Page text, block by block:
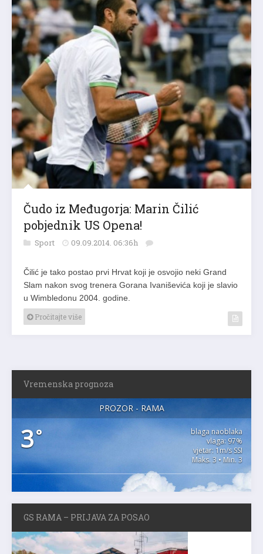
Čudo iz Međugorja: Marin Čilić
pobjednik US Opena!
Sport 09.09.2014. 06:36h
Čilić je tako postao prvi Hrvat koji je osvojio neki Grand
Slam nakon svog trenera Gorana Ivaniševića koji je slavio
u Wimbledonu 2004. godine.
Pročitajte više
Vremenska prognoza
PROZOR - RAMA
3°
blaga naoblaka
vlaga: 97%
vjetar: 1m/s SSI
Maks. 3 • Min. 3
GS RAMA – PRIJAVA ZA POSAO